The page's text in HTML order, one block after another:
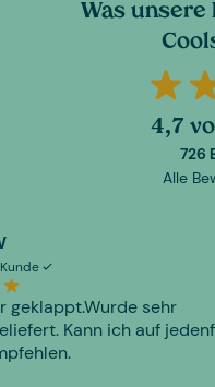
Was
4,7
726
Alle
geklappt.Wurde sehr
Kann ich auf